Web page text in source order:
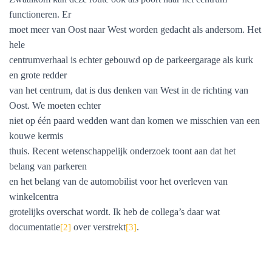
functioneren. Er
moet meer van Oost naar West worden gedacht als andersom. Het
hele
centrumverhaal is echter gebouwd op de parkeergarage als kurk
en grote redder
van het centrum, dat is dus denken van West in de richting van
Oost. We moeten echter
niet op één paard wedden want dan komen we misschien van een
kouwe kermis
thuis. Recent wetenschappelijk onderzoek toont aan dat het
belang van parkeren
en het belang van de automobilist voor het overleven van
winkelcentra
grotelijks overschat wordt. Ik heb de collega’s daar wat
documentatie[2] over verstrekt[3].